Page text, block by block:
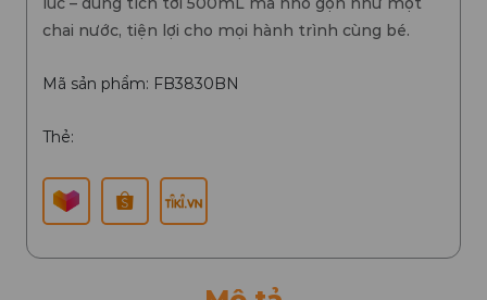
chai nước, tiện lợi cho mọi hành trình cùng bé.
Mã sản phẩm: FB3830BN
Thẻ: